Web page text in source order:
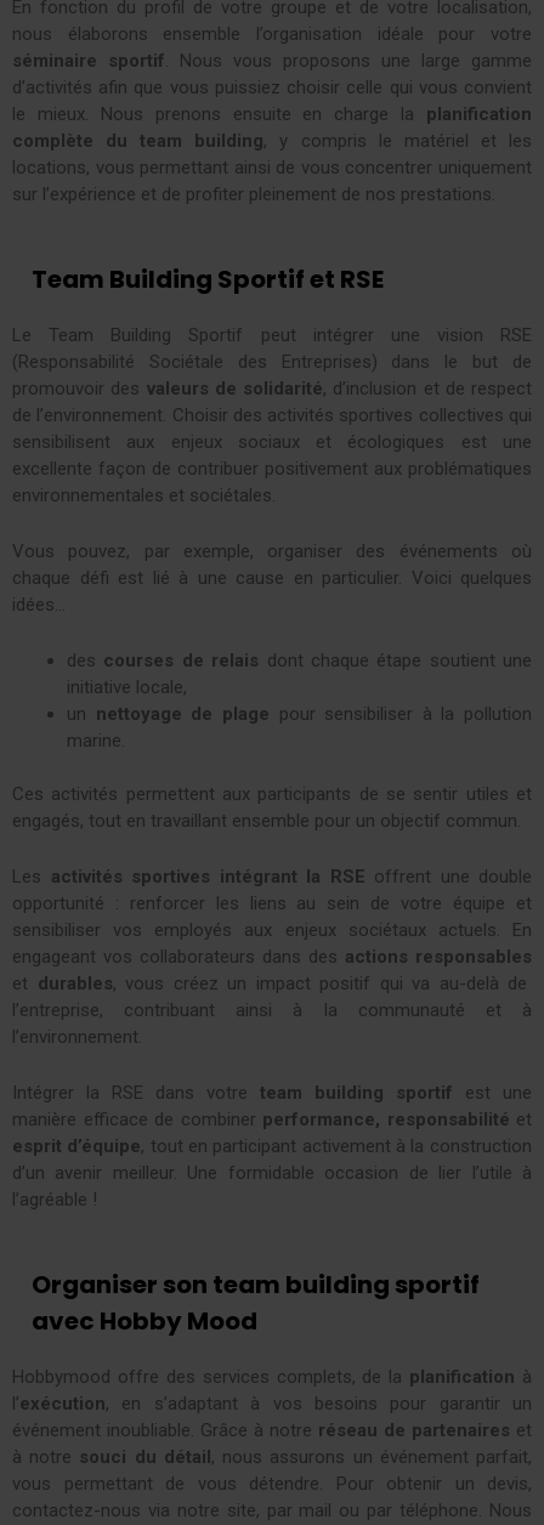
En fonction du profil de votre groupe et de votre localisation,
nous élaborons ensemble l’organisation idéale pour votre
séminaire sportif. Nous vous proposons une large gamme
d’activités afin que vous puissiez choisir celle qui vous convient
le mieux. Nous prenons ensuite en charge la planification
complète du team building, y compris le matériel et les
locations, vous permettant ainsi de vous concentrer uniquement
sur l’expérience et de profiter pleinement de nos prestations.
Team Building Sportif et RSE
Le Team Building Sportif peut intégrer une vision RSE
(Responsabilité Sociétale des Entreprises) dans le but de
promouvoir des valeurs de solidarité, d’inclusion et de respect
de l’environnement. Choisir des activités sportives collectives qui
sensibilisent aux enjeux sociaux et écologiques est une
excellente façon de contribuer positivement aux problématiques
environnementales et sociétales.
Vous pouvez, par exemple, organiser des événements où
chaque défi est lié à une cause en particulier. Voici quelques
idées…
des courses de relais dont chaque étape soutient une
initiative locale,
un nettoyage de plage pour sensibiliser à la pollution
marine.
Ces activités permettent aux participants de se sentir utiles et
engagés, tout en travaillant ensemble pour un objectif commun.
Les activités sportives intégrant la RSE offrent une double
opportunité : renforcer les liens au sein de votre équipe et
sensibiliser vos employés aux enjeux sociétaux actuels. En
engageant vos collaborateurs dans des actions responsables
et durables, vous créez un impact positif qui va au-delà de
l’entreprise, contribuant ainsi à la communauté et à
l’environnement.
Intégrer la RSE dans votre team building sportif est une
manière efficace de combiner performance, responsabilité et
esprit d’équipe, tout en participant activement à la construction
d’un avenir meilleur. Une formidable occasion de lier l’utile à
l’agréable !
Organiser son team building sportif
avec Hobby Mood
Hobbymood offre des services complets, de la planification à
l’exécution, en s’adaptant à vos besoins pour garantir un
événement inoubliable. Grâce à notre réseau de partenaires et
à notre souci du détail, nous assurons un événement parfait,
vous permettant de vous détendre. Pour obtenir un devis,
contactez-nous via notre site, par mail ou par téléphone. Nous